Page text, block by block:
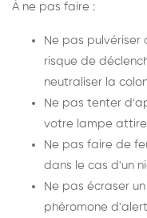
À ne pas faire :
Ne pas pulvériser
risque de
neutraliser la
Ne pas tenter
votre lampe attire
Ne pas faire de
dans le cas d'un
Ne pas écraser
phéromone